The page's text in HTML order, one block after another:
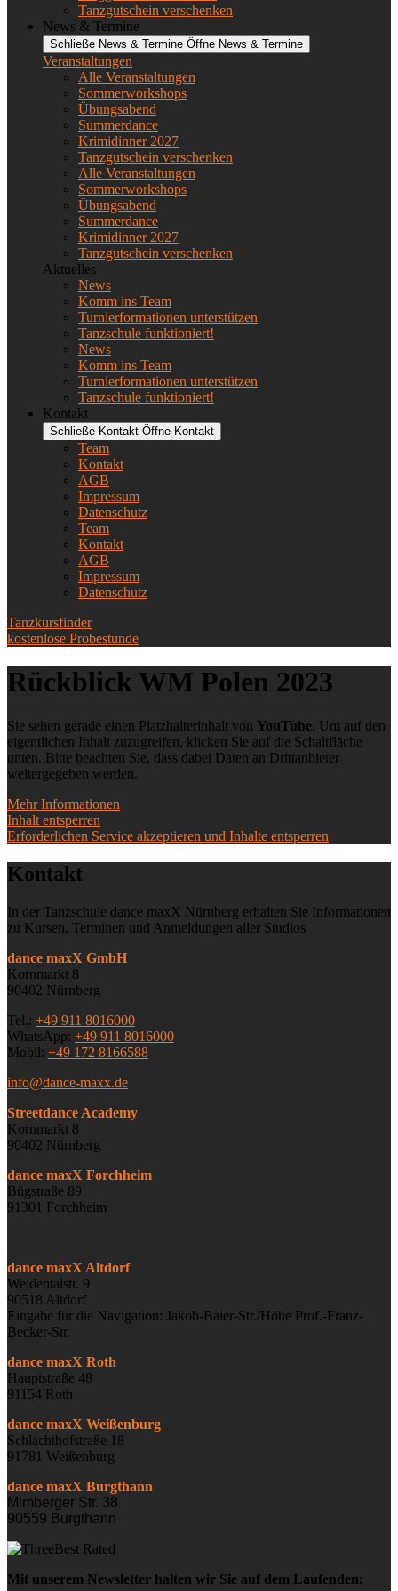
Tanzgutschein verschenken
News & Termine
Schließe News & Termine Öffne News & Termine
Veranstaltungen
Alle Veranstaltungen
Sommerworkshops
Übungsabend
Summerdance
Krimidinner 2027
Tanzgutschein verschenken
Alle Veranstaltungen
Sommerworkshops
Übungsabend
Summerdance
Krimidinner 2027
Tanzgutschein verschenken
Aktuelles
News
Komm ins Team
Turnierformationen unterstützen
Tanzschule funktioniert!
News
Komm ins Team
Turnierformationen unterstützen
Tanzschule funktioniert!
Kontakt
Schließe Kontakt Öffne Kontakt
Team
Kontakt
AGB
Impressum
Datenschutz
Team
Kontakt
AGB
Impressum
Datenschutz
Tanzkursfinder
kostenlose Probestunde
Rückblick WM Polen 2023
Sie sehen gerade einen Platzhalterinhalt von YouTube. Um auf den
eigentlichen Inhalt zuzugreifen, klicken Sie auf die Schaltfläche
unten. Bitte beachten Sie, dass dabei Daten an Drittanbieter
weitergegeben werden.
Mehr Informationen
Inhalt entsperren
Erforderlichen Service akzeptieren und Inhalte entsperren
Kontakt
In der Tanzschule dance maxX Nürnberg erhalten Sie Informationen
zu Kursen, Terminen und Anmeldungen aller Studios
dance maxX GmbH
Kornmarkt 8
90402 Nürnberg
Tel.: +49 911 8016000
WhatsApp: +49 911 8016000
Mobil: +49 172 8166588
info@dance-maxx.de
Streetdance Academy
Kornmarkt 8
90402 Nürnberg
dance maxX Forchheim
Bügstraße 89
91301 Forchheim
dance maxX Altdorf
Weidentalstr. 9
90518 Altdorf
Eingabe für die Navigation: Jakob-Baier-Str./Höhe Prof.-Franz-
Becker-Str.
dance maxX Roth
Hauptstraße 48
91154 Roth
dance maxX Weißenburg
Schlachthofstraße 18
91781 Weißenburg
dance maxX Burgthann
Mimberger Str. 38
90559 Burgthann
Mit unserem Newsletter halten wir Sie auf dem Laufenden: